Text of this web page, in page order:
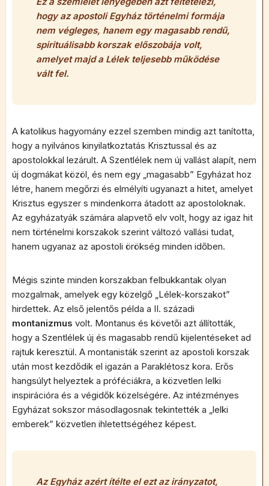
hogy az apostoli Egyház történelmi formája
nem végleges, hanem egy magasabb rendű,
spirituálisabb korszak előszobája volt,
amelyet majd a Lélek teljesebb működése
vált fel.
A katolikus hagyomány ezzel szemben mindig azt tanította,
hogy a nyilvános kinyilatkoztatás Krisztussal és az
apostolokkal lezárult. A Szentlélek nem új vallást alapít, nem
új dogmákat közöl, és nem egy „magasabb” Egyházat hoz
létre, hanem megőrzi és elmélyíti ugyanazt a hitet, amelyet
Krisztus egyszer s mindenkorra átadott az apostoloknak.
Az egyházatyák számára alapvető elv volt, hogy az igaz hit
nem történelmi korszakok szerint változó vallási tudat,
hanem ugyanaz az apostoli örökség minden időben.
Mégis szinte minden korszakban felbukkantak olyan
mozgalmak, amelyek egy közelgő „Lélek-korszakot”
hirdettek. Az első jelentős példa a II. századi
montanizmus volt. Montanus és követői azt állították,
hogy a Szentlélek új és magasabb rendű kijelentéseket ad
rajtuk keresztül. A montanisták szerint az apostoli korszak
után most kezdődik el igazán a Paraklétosz kora. Erős
hangsúlyt helyeztek a próféciákra, a közvetlen lelki
inspirációra és a végidők közelségére. Az intézményes
Egyházat sokszor másodlagosnak tekintették a „lelki
emberek” közvetlen ihletettségéhez képest.
Az Egyház azért ítélte el ezt az irányzatot,